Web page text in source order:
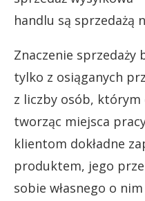
handlu są sprzedażą
Znaczenie sprzedaży
tylko z osiąganych
z liczby osób,
tworząc miejsca
klientom dokładne
produktem, jego
sobie własnego o